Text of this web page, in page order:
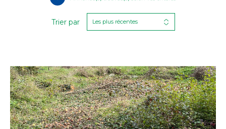
Trier par Les plus récentes